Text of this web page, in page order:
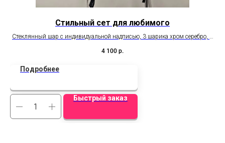
Стильный сет для любимого
Стеклянный шар с индивидуальной надписью, 3 шарика хром серебро, 2
4 100 р.
Подробнее
Быстрый заказ